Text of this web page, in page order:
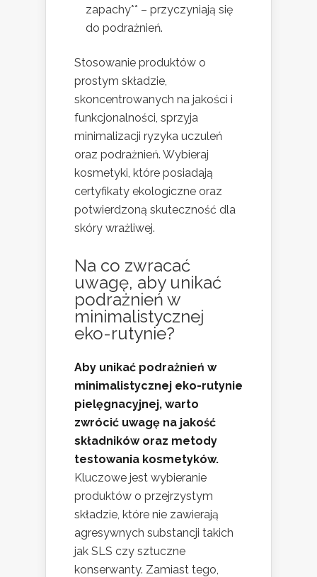
zapachy** – przyczyniają się
do podrażnień.
Stosowanie produktów o
prostym składzie,
skoncentrowanych na jakości i
funkcjonalności, sprzyja
minimalizacji ryzyka uczuleń
oraz podrażnień. Wybieraj
kosmetyki, które posiadają
certyfikaty ekologiczne oraz
potwierdzoną skuteczność dla
skóry wrażliwej.
Na co zwracać
uwagę, aby unikać
podrażnień w
minimalistycznej
eko-rutynie?
Aby unikać podrażnień w
minimalistycznej eko-rutynie
pielęgnacyjnej, warto
zwrócić uwagę na jakość
składników oraz metody
testowania kosmetyków.
Kluczowe jest wybieranie
produktów o przejrzystym
składzie, które nie zawierają
agresywnych substancji takich
jak SLS czy sztuczne
konserwanty. Zamiast tego,